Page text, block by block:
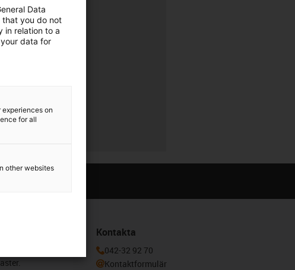
leverans
20:00
– 20:00
dig här för
Kontakta
042-32 92 70
Kontaktformulär
Data
that you do not
in relation to a
data for
on
for all
other websites